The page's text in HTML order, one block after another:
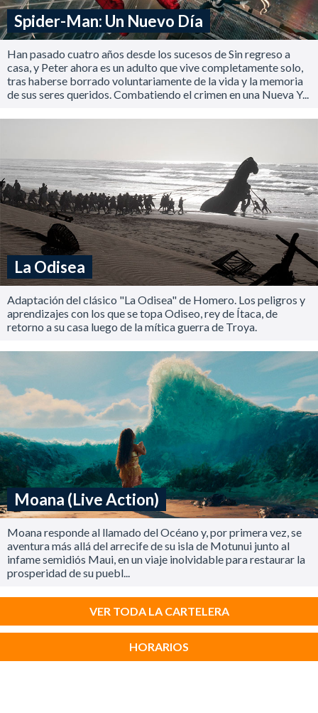
Spider-Man: Un Nuevo Día
Han pasado cuatro años desde los sucesos de Sin regreso a
casa, y Peter ahora es un adulto que vive completamente solo,
tras haberse borrado voluntariamente de la vida y la memoria
de sus seres queridos. Combatiendo el crimen en una Nueva Y...
La Odisea
Adaptación del clásico "La Odisea" de Homero. Los peligros y
aprendizajes con los que se topa Odiseo, rey de Ítaca, de
retorno a su casa luego de la mítica guerra de Troya.
Moana (Live Action)
Moana responde al llamado del Océano y, por primera vez, se
aventura más allá del arrecife de su isla de Motunui junto al
infame semidiós Maui, en un viaje inolvidable para restaurar la
prosperidad de su puebl...
VER TODA LA CARTELERA
HORARIOS